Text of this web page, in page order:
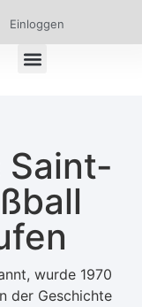
Einloggen
Saint-
wurde 1970
der Geschichte